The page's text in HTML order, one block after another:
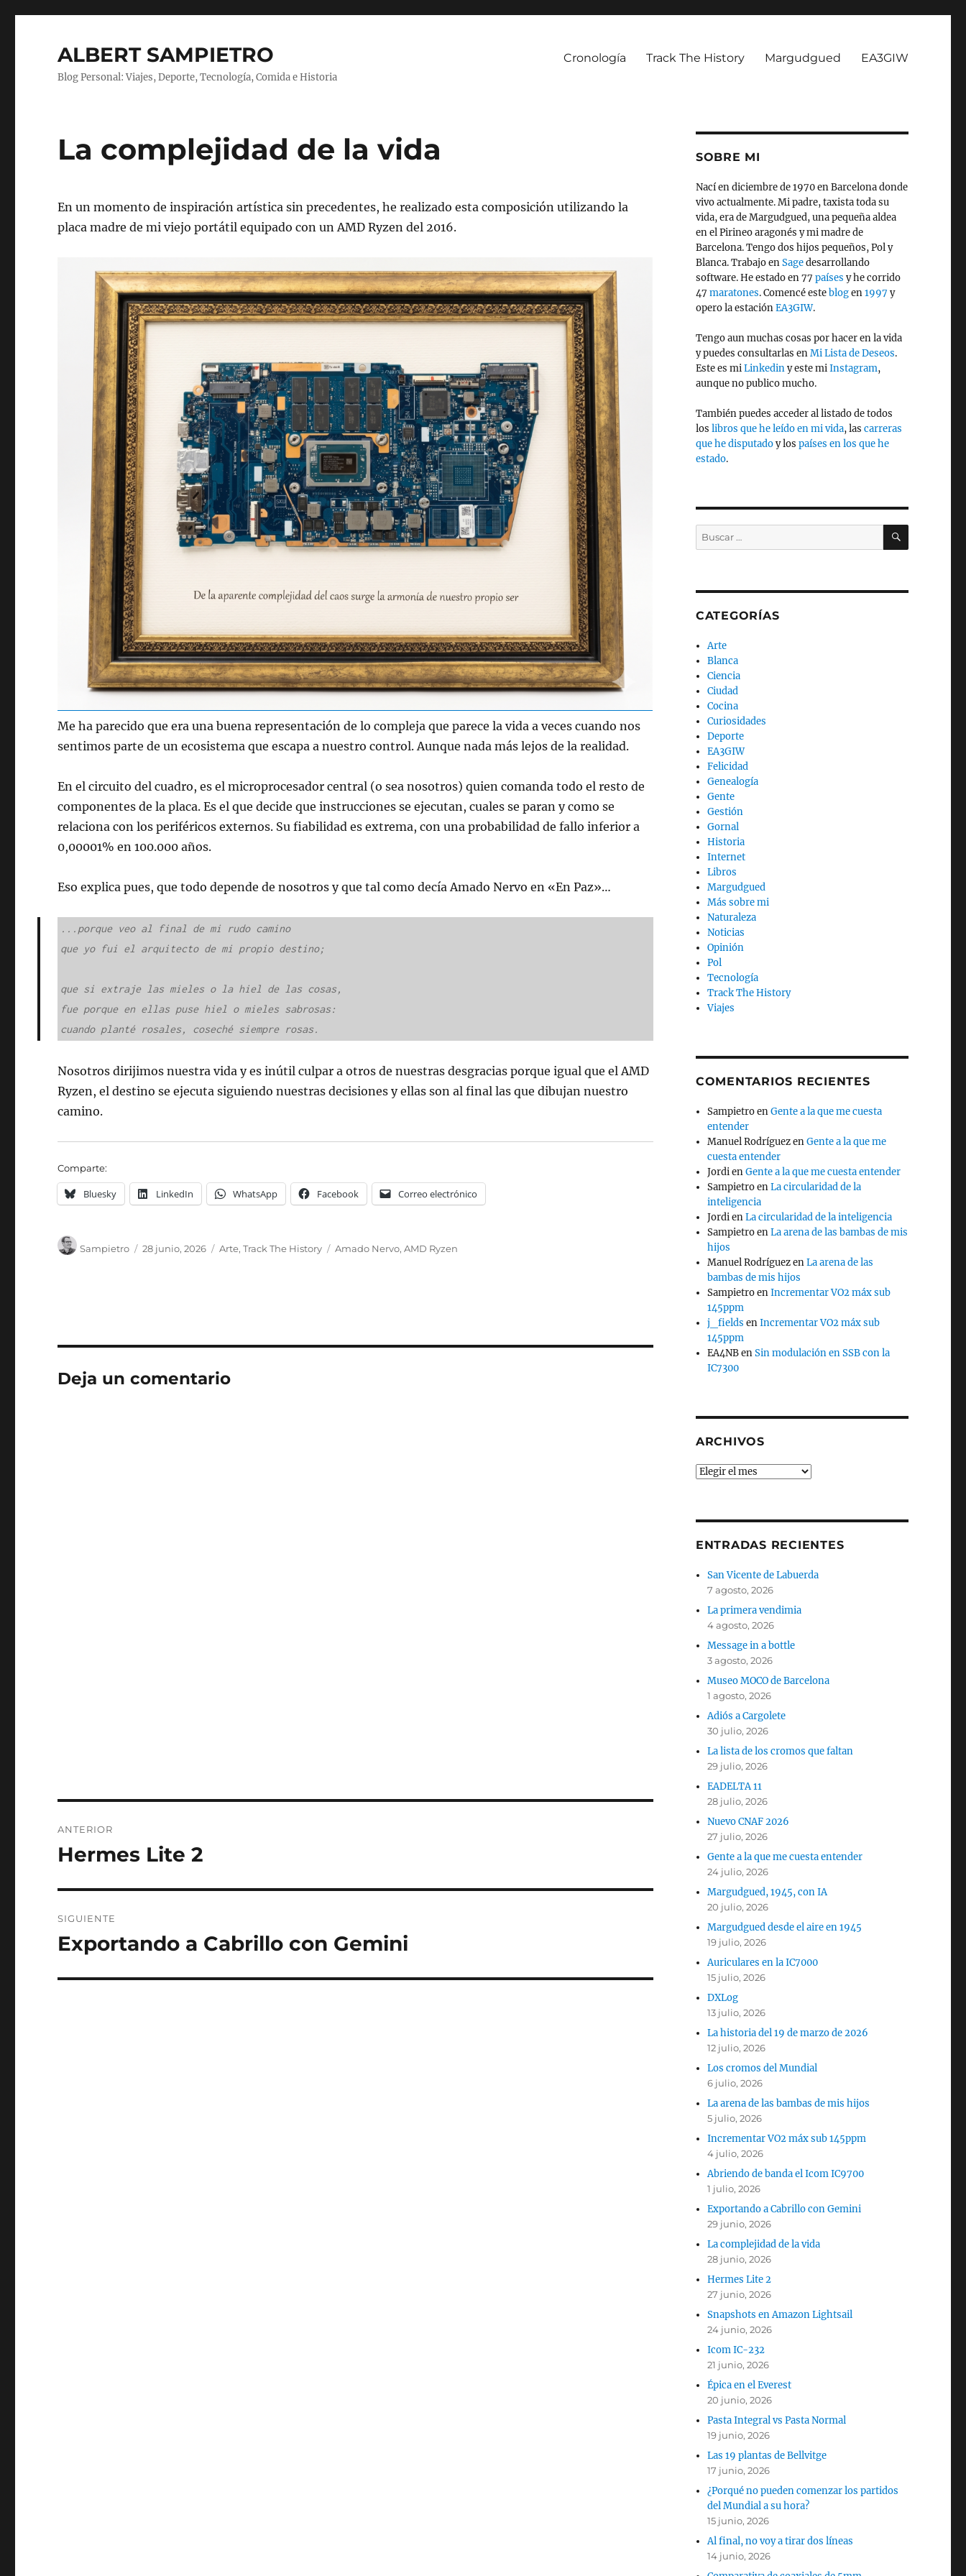
ALBERT SAMPIETRO
Blog Personal: Viajes, Deporte, Tecnología, Comida e Historia
Cronología Track The History Margudgued EA3GIW
La complejidad de la vida
En un momento de inspiración artística sin precedentes, he realizado esta composición utilizando la
placa madre de mi viejo portátil equipado con un AMD Ryzen del 2016.
Me ha parecido que era una buena representación de lo compleja que parece la vida a veces cuando nos
sentimos parte de un ecosistema que escapa a nuestro control. Aunque nada más lejos de la realidad.
En el circuito del cuadro, es el microprocesador central (o sea nosotros) quien comanda todo el resto de
componentes de la placa. Es el que decide que instrucciones se ejecutan, cuales se paran y como se
relaciona con los periféricos externos. Su fiabilidad es extrema, con una probabilidad de fallo inferior a
0,00001% en 100.000 años.
Eso explica pues, que todo depende de nosotros y que tal como decía Amado Nervo en «En Paz»…
...porque veo al final de mi rudo camino
que yo fui el arquitecto de mi propio destino;
que si extraje las mieles o la hiel de las cosas,
fue porque en ellas puse hiel o mieles sabrosas:
cuando planté rosales, coseché siempre rosas.
Nosotros dirijimos nuestra vida y es inútil culpar a otros de nuestras desgracias porque igual que el AMD
Ryzen, el destino se ejecuta siguiendo nuestras decisiones y ellas son al final las que dibujan nuestro
camino.
Comparte:
Bluesky LinkedIn WhatsApp Facebook Correo electrónico
Sampietro 28 junio, 2026 Arte,Track The History Amado Nervo,AMD Ryzen
Deja un comentario
de
ANTERIOR
Entrada
Hermes Lite 2
SIGUIENTE
Entrada
Exportando a Cabrillo con Gemini
SOBRE MI
Nací en diciembre de 1970 en Barcelona donde
vivo actualmente. Mi padre, taxista toda su
vida, era de Margudgued, una pequeña aldea
en el Pirineo aragonés y mi madre de
Barcelona. Tengo dos hijos pequeños, Pol y
Blanca. Trabajo enSagedesarrollando
software. He estado en 77 países y he corrido
47 maratones. Comencé esteblogen1997 y
opero la estaciónEA3GIW.
Tengo aun muchas cosas por hacer en la vida
y puedes consultarlas enMi Lista de Deseos.
Este es miLinkediny este miInstagram,
aunque no publico mucho.
También puedes acceder al listado de todos
los libros que he leído en mi vida, las carreras
que he disputadoy los países en los que he
estado.
Buscar
por:
BUSCAR
CATEGORÍAS
Arte
Blanca
Ciencia
Ciudad
Cocina
Curiosidades
Deporte
EA3GIW
Felicidad
Genealogía
Gente
Gestión
Gornal
Historia
Internet
Libros
Margudgued
Más sobre mi
Naturaleza
Noticias
Opinión
Pol
Tecnología
Track The History
Viajes
COMENTARIOS RECIENTES
SampietroenGente a la que me cuesta
entender
Manuel RodríguezenGente a la que me
cuesta entender
JordienGente a la que me cuesta entender
SampietroenLa circularidad de la
inteligencia
JordienLa circularidad de la inteligencia
SampietroenLa arena de las bambas de mis
hijos
Manuel RodríguezenLa arena de las
bambas de mis hijos
SampietroenIncrementar VO2 máx sub
145ppm
j_fields enIncrementar VO2 máx sub
145ppm
EA4NBenSin modulación en SSB con la
IC7300
ARCHIVOS
Archivos
ENTRADAS RECIENTES
San Vicente de Labuerda
7 agosto, 2026
La primera vendimia
4 agosto, 2026
Message in a bottle
3 agosto, 2026
Museo MOCO de Barcelona
1 agosto, 2026
Adiós a Cargolete
30 julio, 2026
La lista de los cromos que faltan
29 julio, 2026
EADELTA 11
28 julio, 2026
Nuevo CNAF 2026
27 julio, 2026
Gente a la que me cuesta entender
24 julio, 2026
Margudgued, 1945, con IA
20 julio, 2026
Margudgued desde el aire en 1945
19 julio, 2026
Auriculares en la IC7000
15 julio, 2026
DXLog
13 julio, 2026
La historia del 19 de marzo de 2026
12 julio, 2026
Los cromos del Mundial
6 julio, 2026
La arena de las bambas de mis hijos
5 julio, 2026
Incrementar VO2 máx sub 145ppm
4 julio, 2026
Abriendo de banda el Icom IC9700
1 julio, 2026
Exportando a Cabrillo con Gemini
29 junio, 2026
La complejidad de la vida
28 junio, 2026
Hermes Lite 2
27 junio, 2026
Snapshots en Amazon Lightsail
24 junio, 2026
Icom IC-232
21 junio, 2026
Épica en el Everest
20 junio, 2026
Pasta Integral vs Pasta Normal
19 junio, 2026
Las 19 plantas de Bellvitge
17 junio, 2026
¿Porqué no pueden comenzar los partidos
del Mundial a su hora?
15 junio, 2026
Al final, no voy a tirar dos líneas
14 junio, 2026